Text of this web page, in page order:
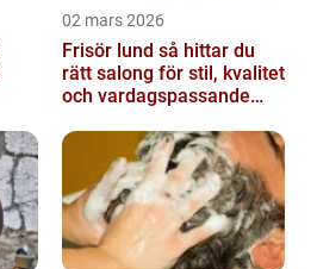
02 mars 2026
Frisör lund så hittar du
rätt salong för stil, kvalitet
och vardagspassande